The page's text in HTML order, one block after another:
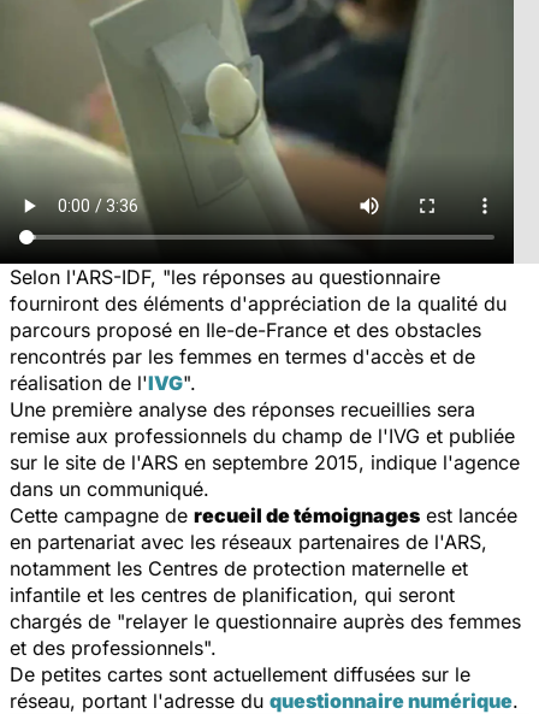
Selon l'ARS-IDF, "les réponses au questionnaire
fourniront des éléments d'appréciation de la qualité du
parcours proposé en Ile-de-France et des obstacles
rencontrés par les femmes en termes d'accès et de
réalisation de l'IVG".
Une première analyse des réponses recueillies sera
remise aux professionnels du champ de l'IVG et publiée
sur le site de l'ARS en septembre 2015, indique l'agence
dans un communiqué.
Cette campagne de recueil de témoignages est lancée
en partenariat avec les réseaux partenaires de l'ARS,
notamment les Centres de protection maternelle et
infantile et les centres de planification, qui seront
chargés de "relayer le questionnaire auprès des femmes
et des professionnels".
De petites cartes sont actuellement diffusées sur le
réseau, portant l'adresse du questionnaire numérique.